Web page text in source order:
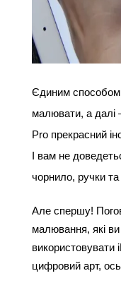
Єдиним
малювати, а
Pro прекрасний
І вам не
чорнило, ручки та
Але спершу!
малювання, які
цифровий арт,